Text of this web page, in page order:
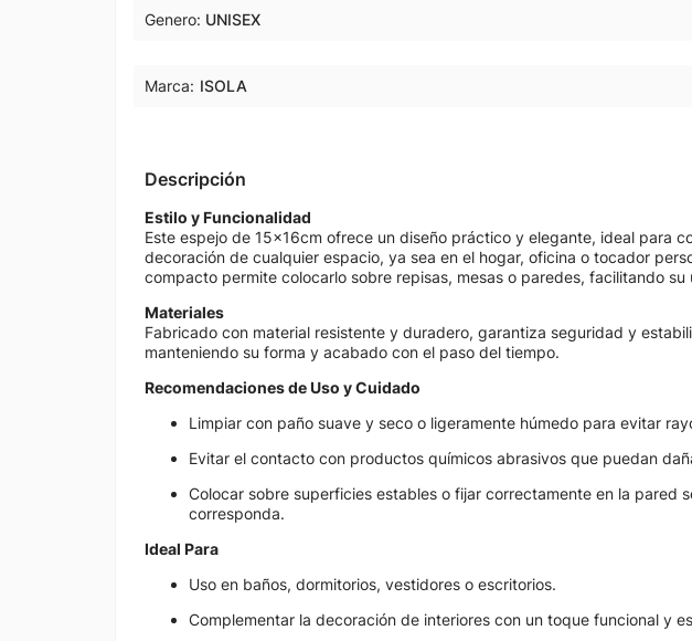
Genero UNISEX
Marca: ISOLA
Descripción
Estilo y Funcionalidad
Este espejo de 15x16cm ofrece un diseño práctico y elegante, ideal para
decoración de cualquier espacio, ya sea en el hogar, oficina o tocador
compacto permite colocarlo sobre repisas, mesas o paredes, facilitando su
Materiales
Fabricado con material resistente y duradero, garantiza seguridad y
manteniendo su forma y acabado con el paso del tiempo.
Recomendaciones de Uso y Cuidado
Limpiar con paño suave y seco o ligeramente húmedo para evitar
Evitar el contacto con productos químicos abrasivos que puedan
Colocar sobre superficies estables o fijar correctamente en la pared
corresponda.
Ideal Para
Uso en baños, dormitorios, vestidores o escritorios.
Complementar la decoración de interiores con un toque funcional y